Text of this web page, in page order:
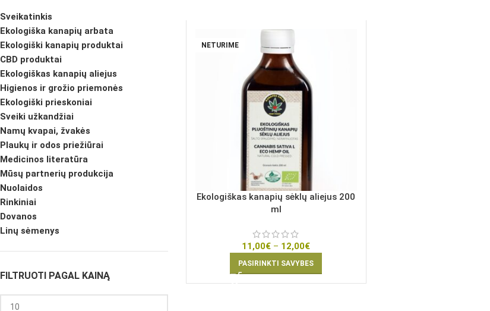
Sveikatinkis
Ekologiška kanapių arbata
Ekologiški kanapių produktai
CBD produktai
Ekologiškas kanapių aliejus
Higienos ir grožio priemonės
Ekologiški prieskoniai
Sveiki užkandžiai
Namų kvapai, žvakės
Plaukų ir odos priežiūrai
Medicinos literatūra
Mūsų partnerių produkcija
Nuolaidos
Rinkiniai
Dovanos
Linų sėmenys
FILTRUOTI PAGAL KAINĄ
NETURIME
Ekologiškas kanapių sėklų aliejus 200
ml
11,00€ – 12,00€
PASIRINKTI SAVYBES